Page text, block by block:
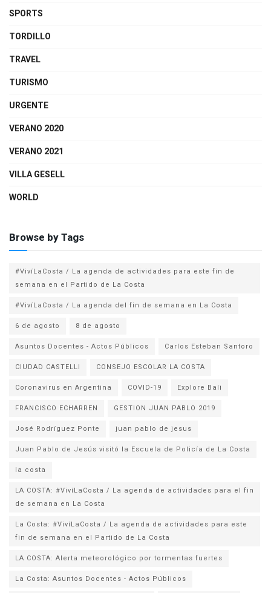
SPORTS
TORDILLO
TRAVEL
TURISMO
URGENTE
VERANO 2020
VERANO 2021
VILLA GESELL
WORLD
Browse by Tags
#VivíLaCosta / La agenda de actividades para este fin de
semana en el Partido de La Costa
#VivíLaCosta / La agenda del fin de semana en La Costa
6 de agosto
8 de agosto
Asuntos Docentes - Actos Públicos
Carlos Esteban Santoro
CIUDAD CASTELLI
CONSEJO ESCOLAR LA COSTA
Coronavirus en Argentina
COVID-19
Explore Bali
FRANCISCO ECHARREN
GESTION JUAN PABLO 2019
José Rodríguez Ponte
juan pablo de jesus
la costa
LA COSTA: #VivíLaCosta / La agenda de actividades para el fin
de semana en La Costa
La Costa: #VivíLaCosta / La agenda de actividades para este
fin de semana en el Partido de La Costa
LA COSTA: Alerta meteorológico por tormentas fuertes
La Costa: Asuntos Docentes - Actos Públicos